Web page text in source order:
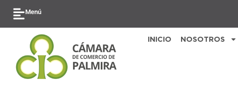
contenido
Menú
INICIO NOSOTROS